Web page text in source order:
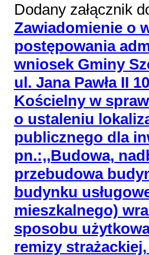
Dodany załącznik
Zawiadomienie o
postępowania
wniosek Gminy
ul. Jana Pawła II
Kościelny w
o ustaleniu
publicznego dla
pn.:,,Budowa,
przebudowa
budynku
mieszkalnego)
sposobu
remizy